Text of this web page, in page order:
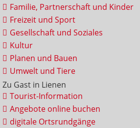
Familie, Partnerschaft und Kinder
Freizeit und Sport
Gesellschaft und Soziales
Kultur
Planen und Bauen
Umwelt und Tiere
Zu Gast in Lienen
Tourist-Information
Angebote online buchen
digitale Ortsrundgänge